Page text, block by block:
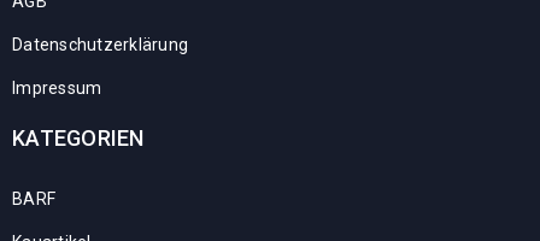
Datenschutzerklärung
Impressum
KATEGORIEN
BARF